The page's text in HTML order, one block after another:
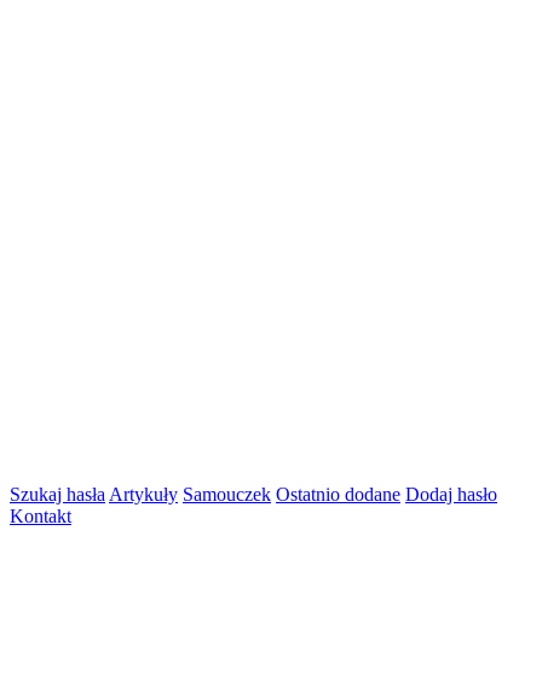
Szukaj hasła Artykuły Samouczek Ostatnio dodane Dodaj hasło
Kontakt